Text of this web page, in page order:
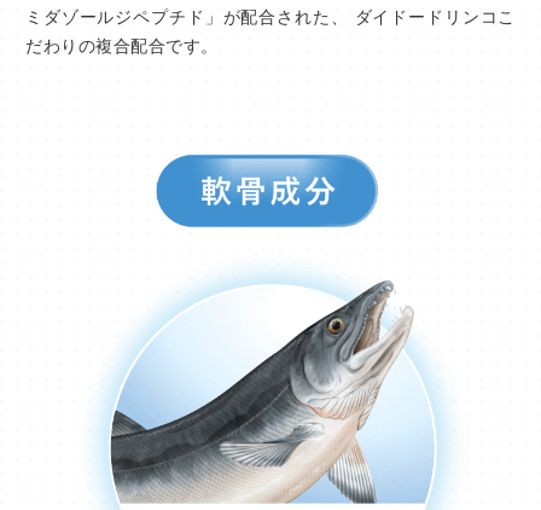
ミダゾールジペプチド」が配合された、 ダイドードリンコこ
だわりの複合配合です。